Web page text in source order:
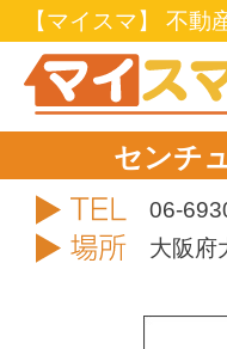
【マイスマ】 不
センチ
TEL
06-
住所
大阪府